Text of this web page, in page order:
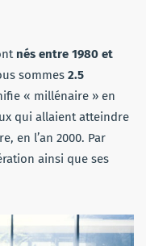
nés entre 1980 et
sommes 2.5
« millénaire » en
qui allaient atteindre
en l’an 2000. Par
ainsi que ses